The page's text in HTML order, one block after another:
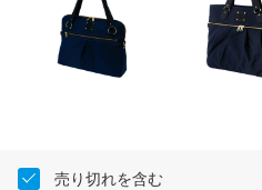
売り切れを含む